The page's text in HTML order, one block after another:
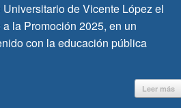
de Vicente López el
la Promoción 2025, en un
con la educación pública
Leer más